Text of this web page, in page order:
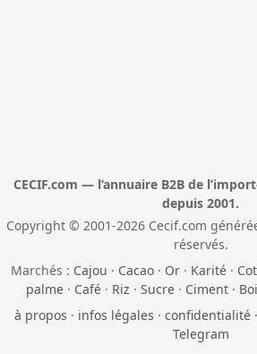
CECIF.com — l’annuaire B2B de
depuis 2001.
Copyright © 2001-2026 Cecif.com
réservés.
Marchés : Cajou · Cacao · Or · Karité ·
palme· Café· Riz · Sucre· Ciment·
à propos · infos légales · confidentialité ·
Telegram